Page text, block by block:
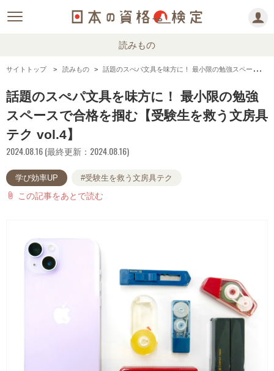
読みもの
サイトトップ 読みもの 話題のスぺパ文具を味方に！ 最小限の勉強スペースで合格を掴む【受験生を救う文房具テク vol.4】
話題のスぺパ文具を味方に！ 最小限の勉強
スペースで合格を掴む【受験生を救う文房具
テク vol.4】
2024.08.16 (最終更新：2024.08.16)
学び効率UP #受験生を救う文房具テク
attach_file この記事をあとで読む